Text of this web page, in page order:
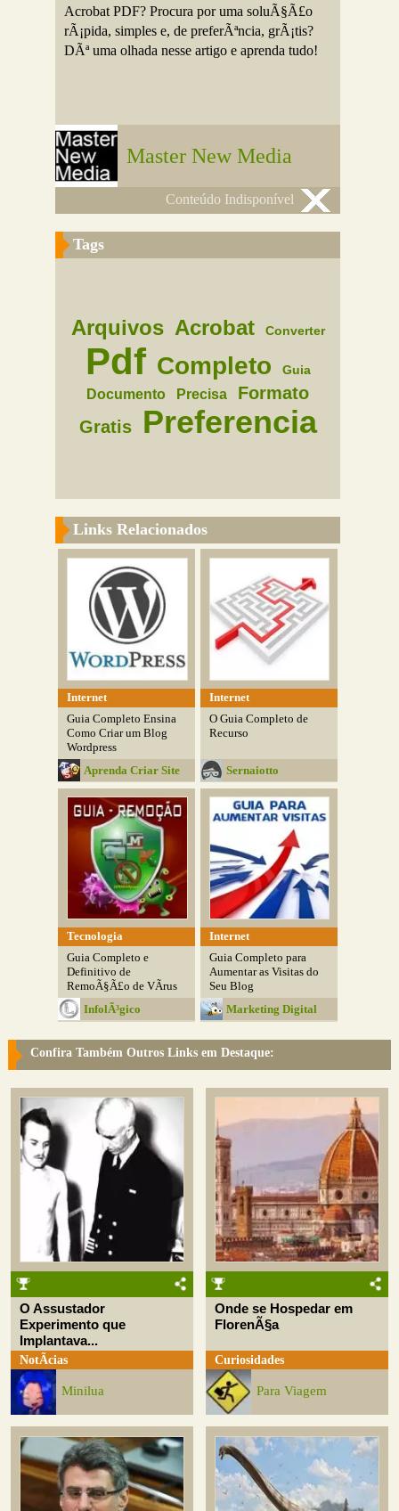
Acrobat PDF? Procura por uma soluÃ§Ã£o
rÃ¡pida, simples e, de preferÃªncia, grÃ¡tis?
DÃª uma olhada nesse artigo e aprenda tudo!
Master New Media
Conteúdo Indisponível
Tags
Arquivos Acrobat Converter
Pdf Completo Guia
Documento Precisa
Formato
Gratis
Preferencia
Links Relacionados
Internet
Guia Completo Ensina
Como Criar um Blog
Wordpress
Aprenda Criar Site
Internet
O Guia Completo de
Recurso
Sernaiotto
Tecnologia
Guia Completo e
Definitivo de
RemoÃ§Ã£o de VÃ­rus
InfolÃ³gico
Internet
Guia Completo para
Aumentar as Visitas do
Seu Blog
Marketing Digital
Confira Também Outros Links em Destaque:
O Assustador
Experimento que
Implantava...
NotÃ­cias
Minilua
Onde se Hospedar em
FlorenÃ§a
Curiosidades
Para Viagem